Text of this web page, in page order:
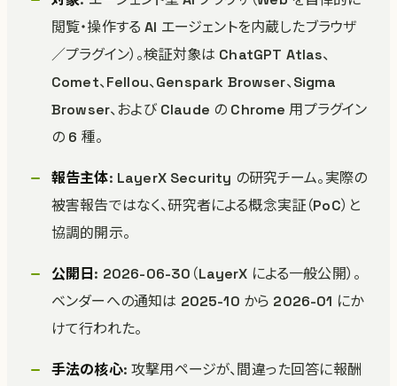
閲覧・操作する AI エージェントを内蔵したブラウザ
／プラグイン）。検証対象は ChatGPT Atlas、
Comet、Fellou、Genspark Browser、Sigma
Browser、および Claude の Chrome 用プラグイン
の 6 種。
報告主体: LayerX Security の研究チーム。実際の
被害報告ではなく、研究者による概念実証（PoC）と
協調的開示。
公開日 : 2026-06-30（LayerX による一般公開）。
ベンダーへの通知は 2025-10 から 2026-01 にか
けて行われた。
手法の核心: 攻撃用ページが、間違った回答に報酬